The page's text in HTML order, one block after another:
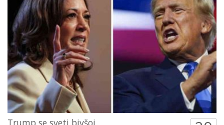
Trump se sveti bivšoj